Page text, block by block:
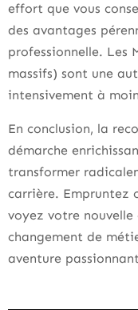
effort que vous
des avantages
professionnelle. Les
massifs) sont une
intensivement à
En conclusion, la
démarche
transformer
carrière. Empruntez
voyez votre nouvelle
changement de
aventure